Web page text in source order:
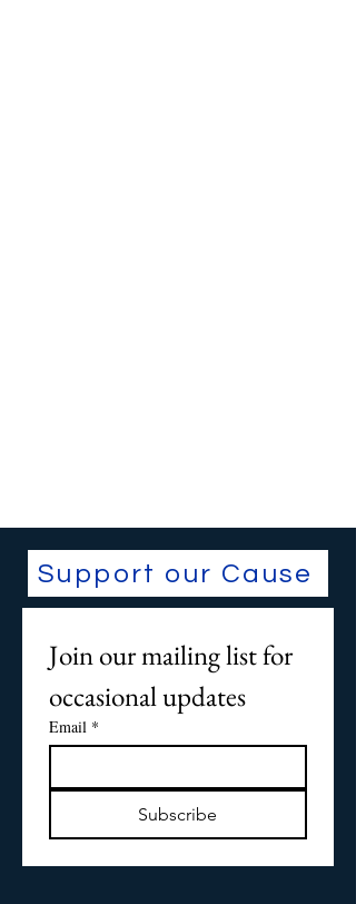
Support our Cause
Join our mailing list for
occasional updates
Email *
Subscribe